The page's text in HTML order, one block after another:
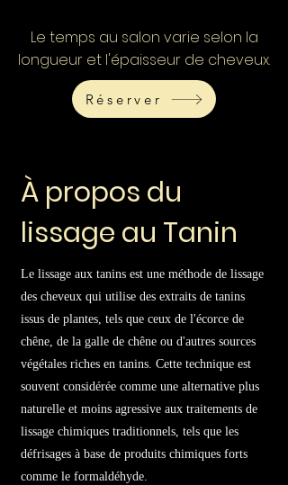
Le temps au salon varie selon la
longueur et l'épaisseur de cheveux.
Réserver
À propos du
lissage au Tanin
Le lissage aux tanins est une méthode de lissage
des cheveux qui utilise des extraits de tanins
issus de plantes, tels que ceux de l'écorce de
chêne, de la galle de chêne ou d'autres sources
végétales riches en tanins. Cette technique est
souvent considérée comme une alternative plus
naturelle et moins agressive aux traitements de
lissage chimiques traditionnels, tels que les
défrisages à base de produits chimiques forts
comme le formaldéhyde.